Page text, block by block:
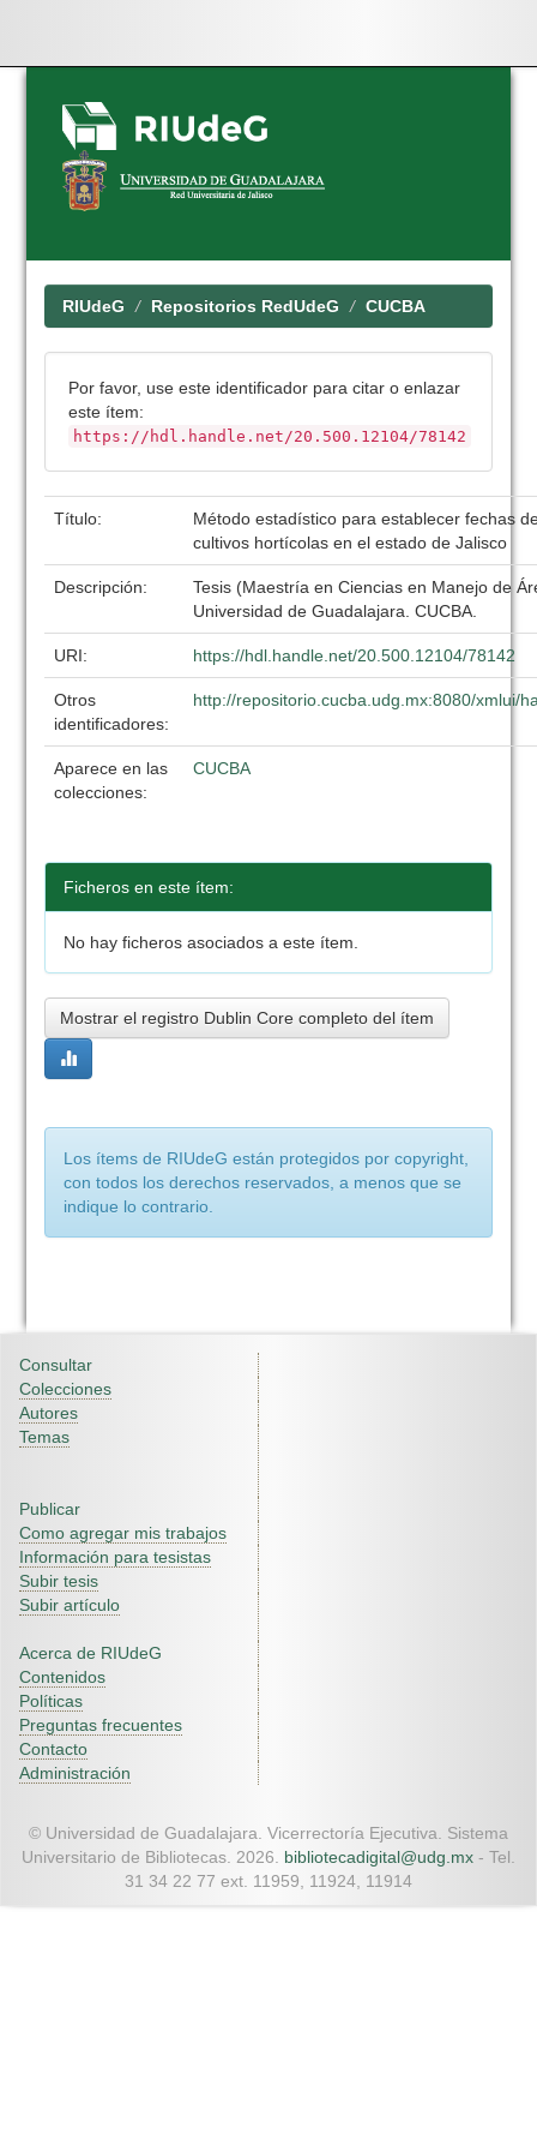
Skip
navigation
RIUdeG Repositorios RedUdeG CUCBA
Por favor, use este identificador para citar o enlazar
este ítem:
https://hdl.handle.net/20.500.12104/78142
Título:
Método estadístico para establecer fechas
cultivos hortícolas en el estado de Jalisco
Descripción:
Tesis (Maestría en Ciencias en Manejo de
Universidad de Guadalajara. CUCBA.
URI: https://hdl.handle.net/20.500.12104/78142
Otros
identificadores:
http://repositorio.cucba.udg.mx:8080/xmlui/
Aparece en las
colecciones:
CUCBA
Ficheros en este ítem:
No hay ficheros asociados a este ítem.
Mostrar el registro Dublin Core completo del ítem
Los ítems de RIUdeG están protegidos por copyright,
con todos los derechos reservados, a menos que se
indique lo contrario.
Consultar
Colecciones
Autores
Temas
Publicar
Como agregar mis trabajos
Información para tesistas
Subir tesis
Subir artículo
Acerca de RIUdeG
Contenidos
Políticas
Preguntas frecuentes
Contacto
Administración
© Universidad de Guadalajara. Vicerrectoría Ejecutiva. Sistema
Universitario de Bibliotecas. 2026. bibliotecadigital@udg.mx - Tel.
31 34 22 77 ext. 11959, 11924, 11914